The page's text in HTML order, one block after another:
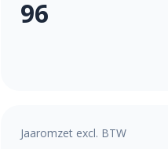
96
Jaaromzet excl. BTW